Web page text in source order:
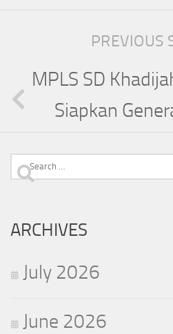
PREVIOUS
MPLS SD
Siapkan
Search
ARCHIVES
July 2026
June 2026